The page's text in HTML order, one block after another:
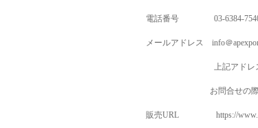
電話番号 03-6384-
メールアドレス info＠
上記アドレ
お問合せの際は「
販売URL https://